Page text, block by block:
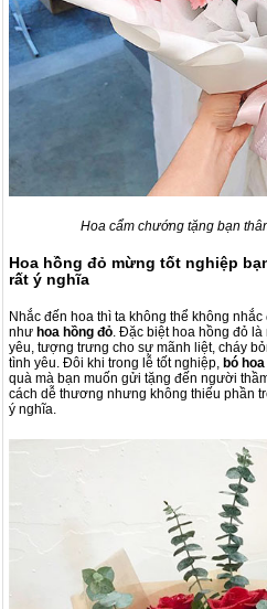
Hoa cẩm chướng tặng bạn
Hoa hồng đỏ mừng tốt nghiệp
rất ý nghĩa
Nhắc đến hoa thì ta không thể không
như hoa hồng đỏ. Đặc biệt hoa hồng đỏ
yêu, tượng trưng cho sự mãnh liệt, cháy
tình yêu. Đôi khi trong lễ tốt nghiệp, bó
quà mà bạn muốn gửi tặng đến người
cách dễ thương nhưng không thiếu phần
ý nghĩa.